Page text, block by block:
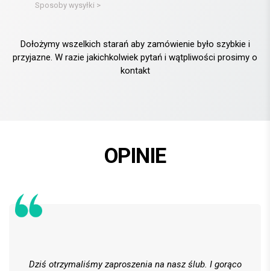
Sposoby wysyłki >
Dołożymy wszelkich starań aby zamówienie było szybkie i
przyjazne. W razie jakichkolwiek pytań i wątpliwości prosimy o
kontakt
OPINIE
Dziś otrzymaliśmy zaproszenia na nasz ślub. I gorąco